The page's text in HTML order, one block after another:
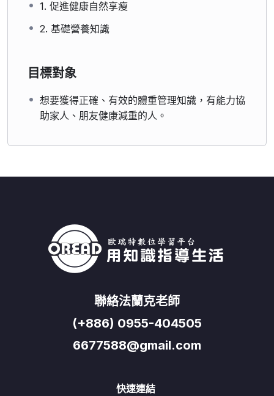
1. 促進健康自然享瘦
2. 基礎營養知識
目標對象
想要獲得正確、有效的體重管理知識，有能力協
助家人、朋友健康減重的人。
聯絡法蘭克老師
(+886) 0955-404505
6677588@gmail.com
快速連結